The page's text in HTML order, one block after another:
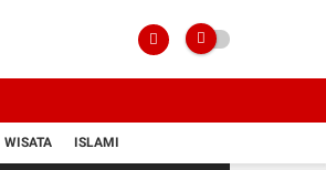
WISATA ISLAMI